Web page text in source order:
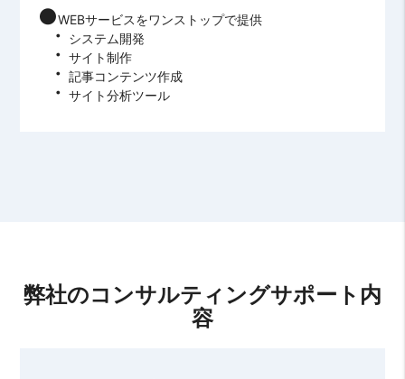
WEBサービスをワンストップで提供
システム開発
サイト制作
記事コンテンツ作成
サイト分析ツール
弊社のコンサルティングサポート内
容